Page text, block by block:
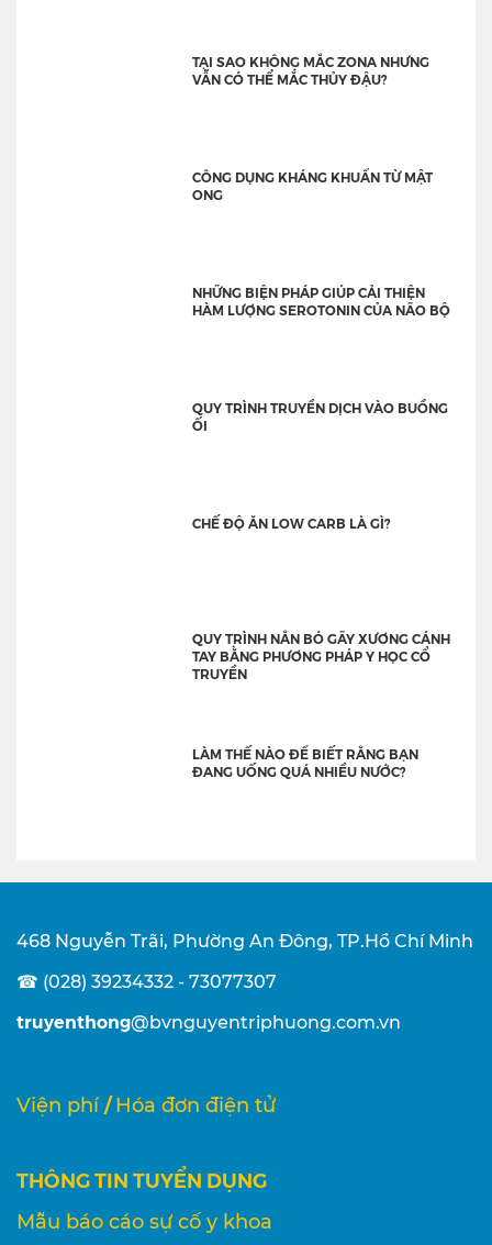
TẠI SAO KHÔNG MẮC ZONA NHƯNG
VẪN CÓ THỂ MẮC THỦY ĐẬU?
CÔNG DỤNG KHÁNG KHUẨN TỪ MẬT
ONG
NHỮNG BIỆN PHÁP GIÚP CẢI THIỆN
HÀM LƯỢNG SEROTONIN CỦA NÃO BỘ
QUY TRÌNH TRUYỀN DỊCH VÀO BUỒNG
ỐI
CHẾ ĐỘ ĂN LOW CARB LÀ GÌ?
QUY TRÌNH NẮN BÓ GÃY XƯƠNG CÁNH
TAY BẰNG PHƯƠNG PHÁP Y HỌC CỔ
TRUYỀN
LÀM THẾ NÀO ĐỂ BIẾT RẰNG BẠN
ĐANG UỐNG QUÁ NHIỀU NƯỚC?
468 Nguyễn Trãi, Phường An Đông, TP.Hồ Chí Minh
☎ (028) 39234332 - 73077307
truyenthong@bvnguyentriphuong.com.vn
Viện phí / Hóa đơn điện tử
THÔNG TIN TUYỂN DỤNG
Mẫu báo cáo sự cố y khoa